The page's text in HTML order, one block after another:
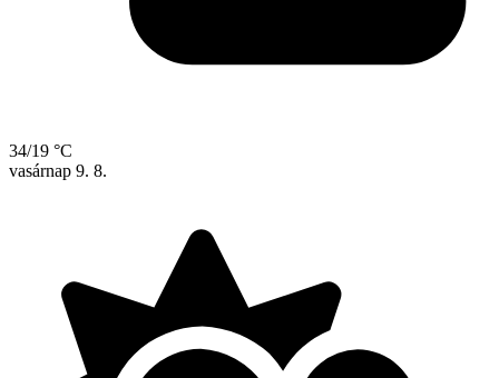
34/19 °C
vasárnap 9. 8.